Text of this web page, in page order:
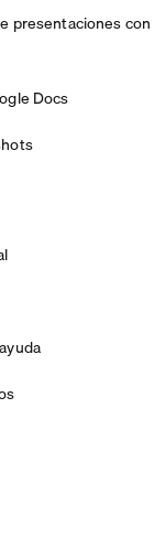
presentaciones con
Docs